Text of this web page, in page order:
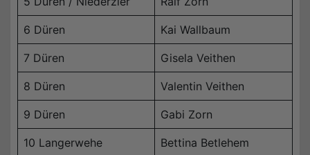
6 Düren Kai Wallbaum
7 Düren Gisela Veithen
8 Düren Valentin Veithen
9 Düren Gabi Zorn
10 Langerwehe Bettina Betlehem